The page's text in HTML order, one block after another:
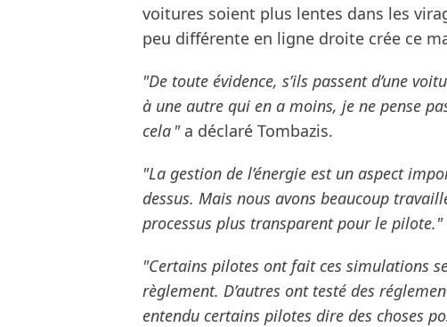
voitures soient plus lentes dans les
peu différente en ligne droite crée ce
"De toute évidence, s’ils passent d’une
à une autre qui en a moins, je ne pense
cela "a déclaré Tombazis.
"La gestion de l’énergie est un aspect
dessus. Mais nous avons beaucoup
processus plus transparent pour le pilote."
"Certains pilotes ont fait ces simulations
règlement. D’autres ont testé des
entendu certains pilotes dire des choses